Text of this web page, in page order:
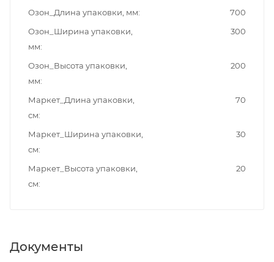
Озон_Длина упаковки, мм
700
Озон_Ширина упаковки,
мм
300
Озон_Высота упаковки,
мм
200
Маркет_Длина упаковки,
см
70
Маркет_Ширина упаковки,
см
30
Маркет_Высота упаковки,
см
20
Документы